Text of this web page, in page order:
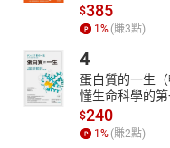
$385
1 % (賺3點)
4
蛋白質的一生
懂生命科學的第
$240
1 % (賺2點)